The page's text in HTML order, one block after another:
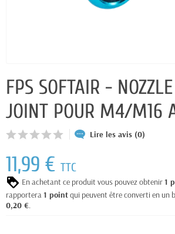
FPS SOFTAIR -
JOINT POUR M4/M16
Lire les avis (0)
11,99 € TTC
En achetant ce produit vous pouvez obtenir1
rapportera1 pointqui peuvent être converti en un
0,20 €.